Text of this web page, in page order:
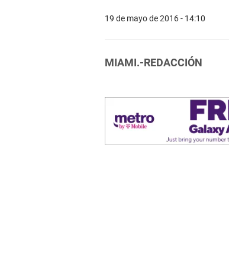
19 de mayo de 2016 - 14:10
MIAMI.-REDACCIÓN